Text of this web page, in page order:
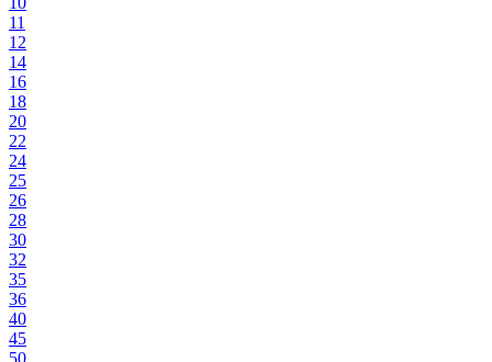
11
12
14
16
18
20
22
24
25
26
28
30
32
35
36
40
45
50